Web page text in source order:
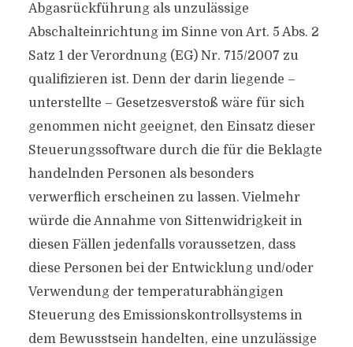
Abgasrückführung als unzulässige
Abschalteinrichtung im Sinne von Art. 5 Abs. 2
Satz 1 der Verordnung (EG) Nr. 715/2007 zu
qualifizieren ist. Denn der darin liegende –
unterstellte – Gesetzesverstoß wäre für sich
genommen nicht geeignet, den Einsatz dieser
Steuerungssoftware durch die für die Beklagte
handelnden Personen als besonders
verwerflich erscheinen zu lassen. Vielmehr
würde die Annahme von Sittenwidrigkeit in
diesen Fällen jedenfalls voraussetzen, dass
diese Personen bei der Entwicklung und/oder
Verwendung der temperaturabhängigen
Steuerung des Emissionskontrollsystems in
dem Bewusstsein handelten, eine unzulässige